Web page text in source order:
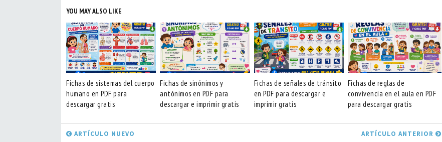
YOU MAY ALSO LIKE
Fichas de sistemas del cuerpo
humano en PDF para
descargar gratis
Fichas de sinónimos y
antónimos en PDF para
descargar e imprimir gratis
Fichas de señales de tránsito
en PDF para descargar e
imprimir gratis
Fichas de reglas de
convivencia en el aula en PDF
para descargar gratis
ARTÍCULO NUEVO ARTÍCULO ANTERIOR